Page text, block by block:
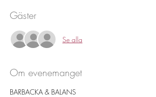
Gäster
Se alla
Om evenemanget
BARBACKA & BALANS